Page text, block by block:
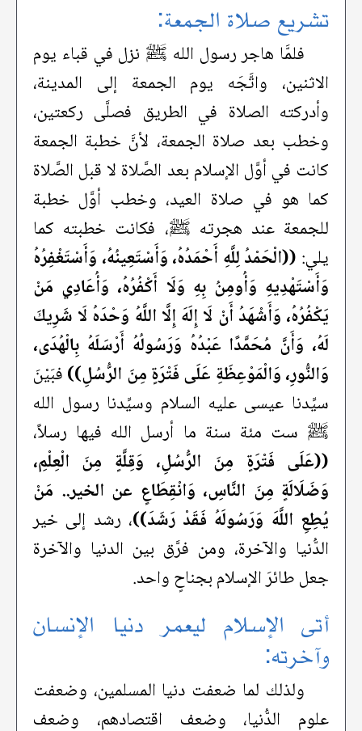
تشريع صلاة الجمعة:
فلمَّا هاجر رسول الله ﷺ نزل في قباء يوم
الاثنين، واتَّجَه يوم الجمعة إلى المدينة،
وأدركته الصلاة في الطريق فصلَّى ركعتين،
وخطب بعد صلاة الجمعة، لأنَّ خطبة الجمعة
كانت في أوَّل الإسلام بعد الصَّلاة لا قبل الصَّلاة
كما هو في صلاة العيد، وخطب أوَّل خطبة
للجمعة عند هجرته ﷺ، فكانت خطبته كما
يلي: ((الْحَمْدُ لِلَّهِ أَحْمَدُهُ، وَأَسْتَعِينُهُ، وَأَسْتَغْفِرُهُ
وَأَسْتَهْدِيهِ وَأُومِنُ بِهِ وَلَا أَكْفُرُهُ، وَأُعَادِي مَنْ
يَكْفُرُهُ، وَأَشْهَدُ أَنْ لَا إِلَهَ إِلَّا اللَّهُ وَحْدَهُ لَا شَرِيكَ
لَهُ، وَأَنَّ مُحَمَّدًا عَبْدُهُ وَرَسُولُهُ أَرْسَلَهُ بِالْهُدَى،
وَالنُّورِ، وَالْمَوْعِظَةِ عَلَى فَتْرَةٍ مِنَ الرُّسُلِ))فبَيْنَ
سيِّدنا عيسى عليه السلام وسيِّدنا رسول الله
ﷺ ست مئة سنة ما أرسل الله فيها رسلاً،
((عَلَى فَتْرَةٍ مِنَ الرُّسُلِ، وَقِلَّةٍ مِنَ الْعِلْمِ،
وَضَلَالَةٍ مِنَ النَّاسِ، وَانْقِطَاعٍ عن الخير.. مَنْ
يُطِعِ اللَّهَ وَرَسُولَهُ فَقَدْ رَشَدَ))، رشد إلى خير
الدُّنيا والآخرة، ومن فرَّق بين الدنيا والآخرة
جعل طائرَ الإسلام بجناحٍ واحد.
أتى الإسلام ليعمر دنيا الإنسان
وآخرته:
ولذلك لما ضعفت دنيا المسلمين، وضعفت
علوم الدُّنيا، وضعف اقتصادهم، وضعف